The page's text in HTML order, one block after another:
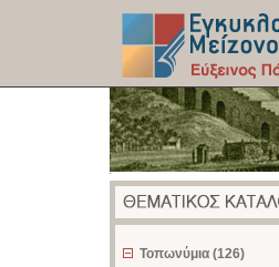
Τοπωνύμια (126)